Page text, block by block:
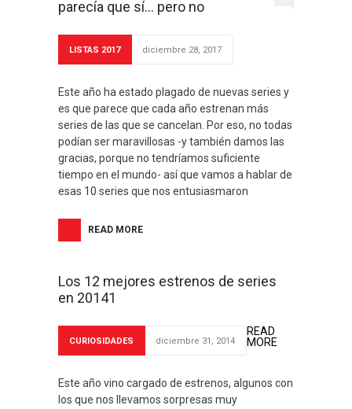
parecía que sí… pero no
LISTAS 2017 diciembre 28, 2017
Este año ha estado plagado de nuevas series y
es que parece que cada año estrenan más
series de las que se cancelan. Por eso, no todas
podían ser maravillosas -y también damos las
gracias, porque no tendríamos suficiente
tiempo en el mundo- así que vamos a hablar de
esas 10 series que nos entusiasmaron
READ MORE
Los 12 mejores estrenos de series
en 20141
CURIOSIDADES diciembre 31, 2014
Este año vino cargado de estrenos, algunos con
los que nos llevamos sorpresas muy
READ
MORE